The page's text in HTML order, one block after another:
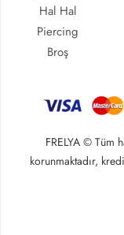
Hal Hal
Piercing
Broş
FRELYA © Tüm
korunmaktadır,